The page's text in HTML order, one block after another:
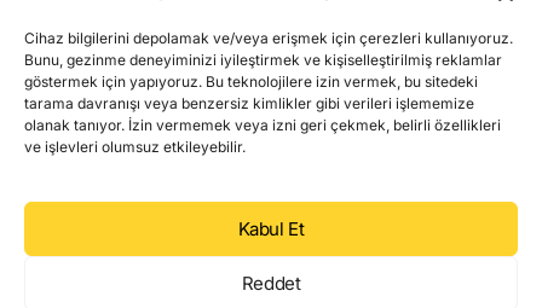
Cihaz bilgilerini depolamak ve/veya erişmek için çerezleri kullanıyoruz.
Bunu, gezinme deneyiminizi iyileştirmek ve kişiselleştirilmiş reklamlar
göstermek için yapıyoruz. Bu teknolojilere izin vermek, bu sitedeki
tarama davranışı veya benzersiz kimlikler gibi verileri işlememize
olanak tanıyor. İzin vermemek veya izni geri çekmek, belirli özellikleri
ve işlevleri olumsuz etkileyebilir.
Kabul Et
Reddet
Gaming Coinleri
RWA Coinleri
DeFi Coinleri
DePIN Coinleri
Metaverse Coinleri
Web 3.0 Coinleri